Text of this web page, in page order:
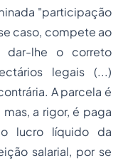
"participação
caso, compete ao
dar-lhe o correto
legais (...)
A parcela é
a rigor, é paga
lucro líquido da
salarial, por se